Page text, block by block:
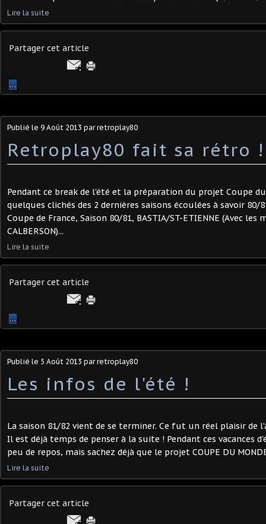
Lire la suite
Partager cet article
…
Publié le 9 Août 2013 par retroplay80
Retroplay80 fait sa rétro !
Pendant ce break de l'été et la préparation du projet Coupe du
quelques clichés des 2 dernières saisons écoulées à savoir 80/
Coupe de France, Saison 80/81, BASTIA/ST-ETIENNE (Avec les
CALBERSON)...
Lire la suite
Partager cet article
…
Publié le 5 Août 2013 par retroplay80
Les infos de l'été !
La saison 81/82 vient de se terminer. Ce fut un réel plaisir de
Il est déjà temps de penser à la suite ! Pendant ces vacances
peu de repos, mais sachez déjà que le projet COUPE DU
Lire la suite
Partager cet article